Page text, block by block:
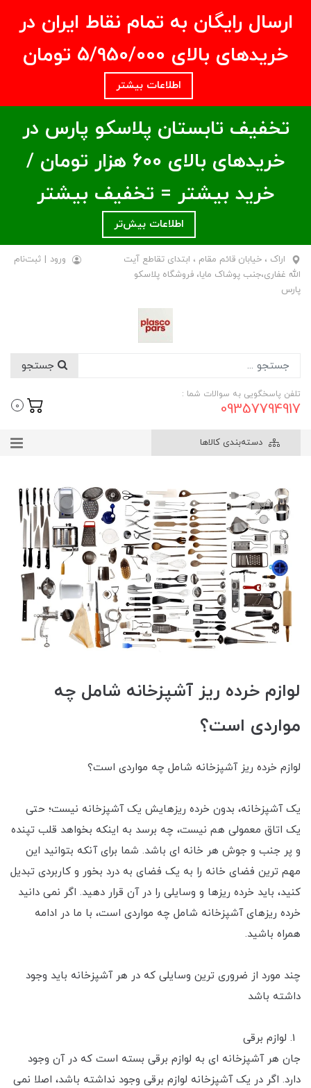
ارسال رایگان به تمام نقاط ایران در
خریدهای بالای ۵/950/000 تومان
اطلاعات بیشتر
تخفیف تابستان پلاسکو پارس در
خریدهای بالای ۶00 هزار تومان /
خرید بیشتر = تخفیف بیشتر
اطلاعات بیش‌تر
اراک ، خیابان قائم مقام ، ابتدای تقاطع آیت
الله غفاری،جنب پوشاک مایا، فروشگاه پلاسکو
پارس
ورود | ثبت‌نام
تلفن پاسخگویی به سوالات شما :
09357794917
0
دسته‌بندی کالاها
لوازم خرده ریز آشپزخانه شامل چه
مواردی است؟
لوازم خرده ریز آشپزخانه شامل چه مواردی است؟
یک آشپزخانه، بدون خرده ریزهایش یک آشپزخانه نیست؛ حتی
یک اتاق معمولی هم نیست، چه برسد به اینکه بخواهد قلب تپنده
و پر جنب و جوش هر خانه ای باشد. شما برای آنکه بتوانید این
مهم ترین فضای خانه را به یک فضای به درد بخور و کاربردی تبدیل
کنید، باید خرده‌ ریزها و وسایلی را در آن قرار دهید. اگر نمی دانید
خرده ریزهای آشپزخانه شامل چه مواردی است، با ما در ادامه
همراه باشید.
چند مورد از ضروری ترین وسایلی که در هر آشپزخانه باید وجود
داشته باشد
لوازم برقی
جان هر آشپزخانه ای به لوازم برقی بسته است که در آن وجود
دارد. اگر در یک آشپزخانه لوازم برقی وجود نداشته باشد، اصلا نمی